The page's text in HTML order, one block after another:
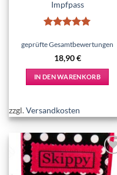
Impfpass
mit5von
geprüfte Gesamtbewertungen
18,90€
IN DEN WARENKORB
zzgl.Versandkosten
Add to
wishlist